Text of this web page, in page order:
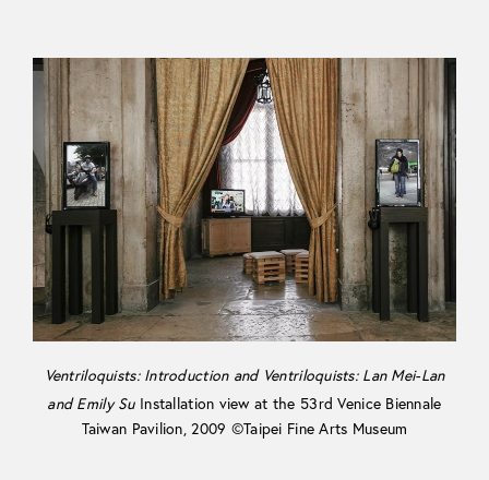
Ventriloquists: Introduction and Ventriloquists: Lan Mei-Lan
and Emily SuInstallation view at the 53rd Venice Biennale
Taiwan Pavilion, 2009 ©Taipei Fine Arts Museum